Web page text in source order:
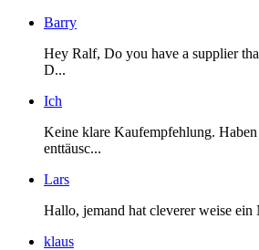
Barry
Hey Ralf, Do you have a supplier
D...
Ich
Keine klare Kaufempfehlung.
enttäusc...
Lars
Hallo, jemand hat cleverer weise
klaus